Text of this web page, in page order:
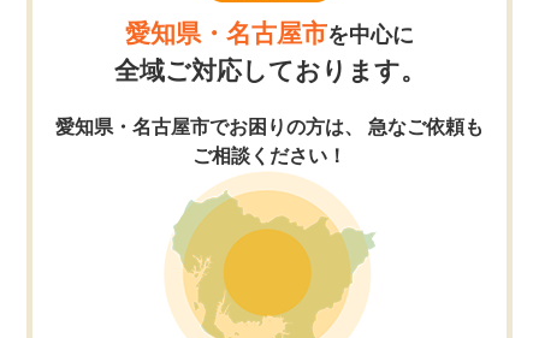
愛知県・名古屋市を中心に
全域ご対応しております。
愛知県・名古屋市でお困りの方は、 急なご依頼も
ご相談ください！